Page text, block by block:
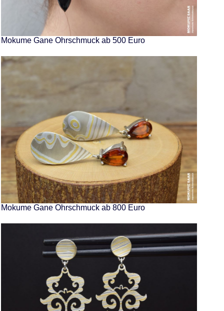
Mokume Gane Ohrschmuck ab 500 Euro
Mokume Gane Ohrschmuck ab 800 Euro